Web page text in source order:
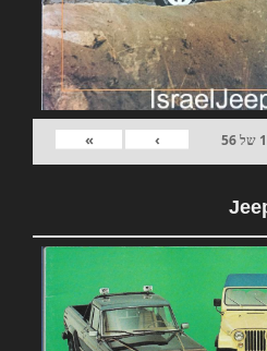
1 של56
›
»